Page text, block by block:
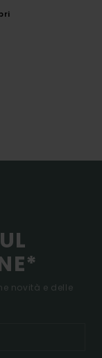
novità e delle